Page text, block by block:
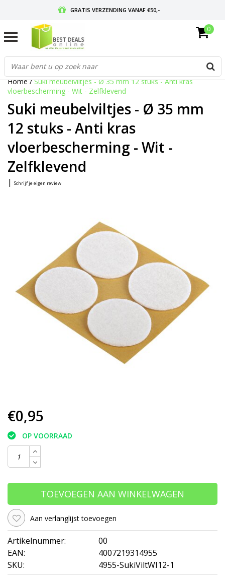
GRATIS VERZENDING VANAF €50,-
GRATIS RETOURNEREN EN 30 DAGEN BEDENKTIJD
0
Home/Suki meubelviltjes - Ø 35 mm 12 stuks - Anti kras
vloerbescherming - Wit - Zelfklevend
Suki meubelviltjes - Ø 35 mm
12 stuks - Anti kras
vloerbescherming - Wit -
Zelfklevend
| Schrijf je eigen review
€0,95
OP VOORRAAD
TOEVOEGEN AAN WINKELWAGEN
Aan verlanglijst toevoegen
Artikelnummer:
00
EAN:
4007219314955
SKU:
4955-SukiViltWI12-1